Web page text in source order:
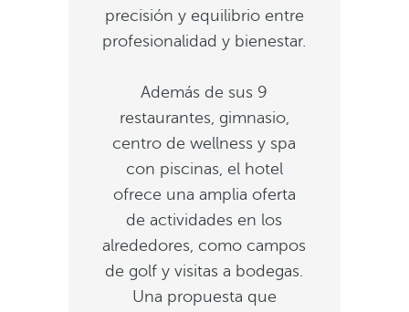
precisión y equilibrio entre
profesionalidad y bienestar.
Además de sus 9
restaurantes, gimnasio,
centro de wellness y spa
con piscinas, el hotel
ofrece una amplia oferta
de actividades en los
alrededores, como campos
de golf y visitas a bodegas.
Una propuesta que